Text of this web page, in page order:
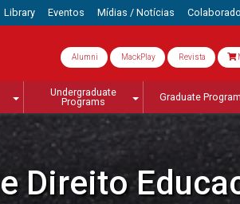
Library Eventos Mídias / Notícias
Alumni MackPlay Revista
Undergraduate
Programs
Graduate
Direito